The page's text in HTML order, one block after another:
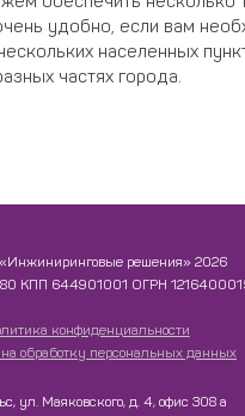
удобно, если вам
населенных
частях города.
решения» 2026
КПП 644901001 ОГРН
конфиденциальности
на обработку персональных данных
ул. Маяковского, д. 4, офис 308 а